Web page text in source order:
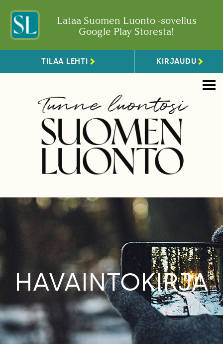
Lataa Suomen Luonto -sovellus
Google Play Storesta!
TILAA LEHTI KIRJAUDU
HAVAINTOKIRJA